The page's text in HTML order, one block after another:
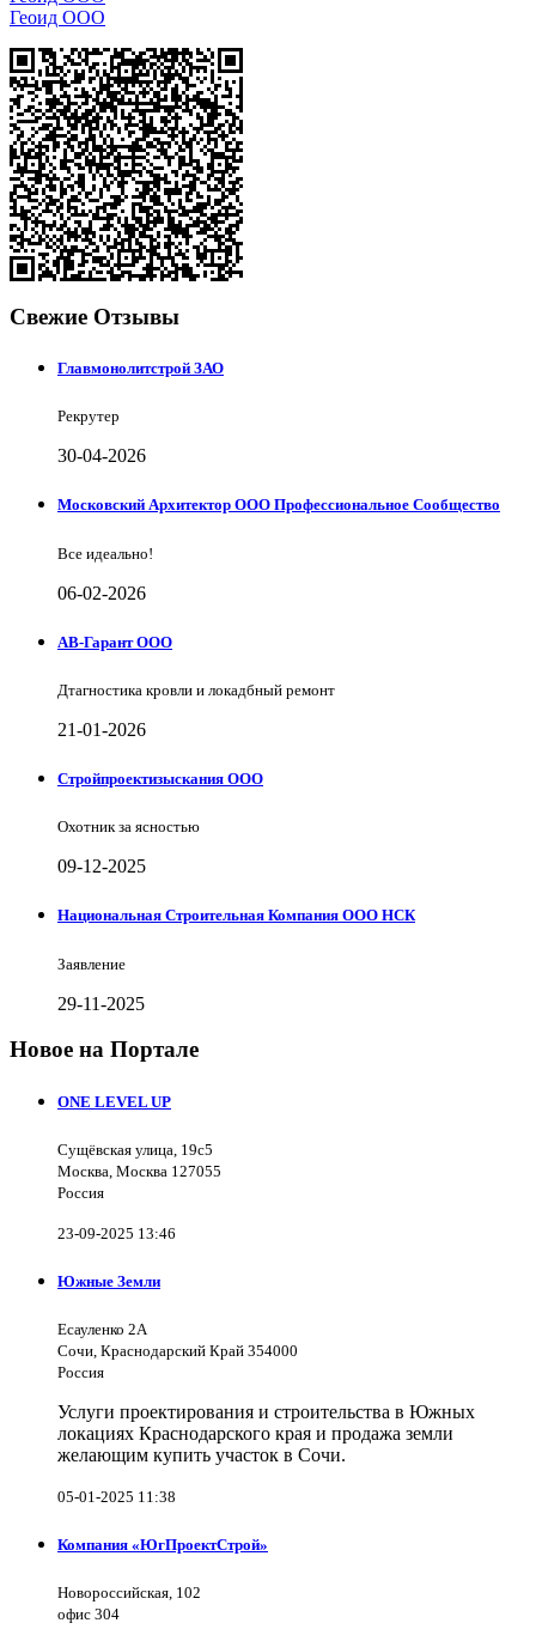
Геоид ООО
Свежие Отзывы
Главмонолитстрой ЗАО
Рекрутер
30-04-2026
Московский Архитектор ООО Профессиональное Сообщество
Все идеально!
06-02-2026
АВ-Гарант ООО
Дтагностика кровли и локадбный ремонт
21-01-2026
Стройпроектизыскания ООО
Охотник за ясностью
09-12-2025
Национальная Строительная Компания ООО НСК
Заявление
29-11-2025
Новое на Портале
ONE LEVEL UP
Сущёвская улица, 19с5
Москва, Москва 127055
Россия
23-09-2025 13:46
Южные Земли
Есауленко 2А
Сочи, Краснодарский Край 354000
Россия
Услуги проектирования и строительства в Южных
локациях Краснодарского края и продажа земли
желающим купить участок в Сочи.
05-01-2025 11:38
Компания «ЮгПроектСтрой»
Новороссийская, 102
офис 304